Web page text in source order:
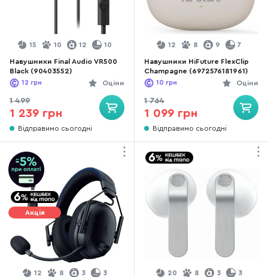
15 10 12 10
Навушники Final Audio VR500
Black (90403552)
Оціни
12 грн
1 499
1 239 грн
Відправимо сьогодні
12 8 9 7
Навушники HiFuture FlexClip
Champagne (6972576181961)
Оціни
10 грн
1 764
1 099 грн
Відправимо сьогодні
Акція
12 8 3 3 20 8 3 3